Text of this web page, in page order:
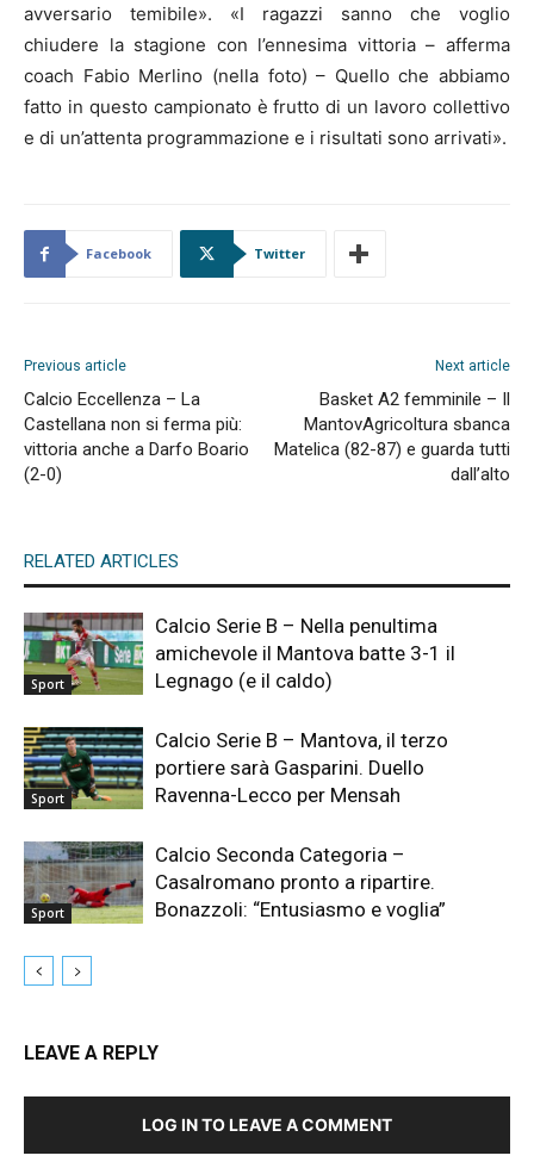
avversario temibile». «I ragazzi sanno che voglio
chiudere la stagione con l’ennesima vittoria – afferma
coach Fabio Merlino (nella foto) – Quello che abbiamo
fatto in questo campionato è frutto di un lavoro collettivo
e di un’attenta programmazione e i risultati sono arrivati».
Facebook Twitter
Previous article
Calcio Eccellenza – La
Castellana non si ferma più:
vittoria anche a Darfo Boario
(2-0)
Next article
Basket A2 femminile – Il
MantovAgricoltura sbanca
Matelica (82-87) e guarda tutti
dall’alto
RELATED ARTICLES
Sport
Calcio Serie B – Nella penultima
amichevole il Mantova batte 3-1 il
Legnago (e il caldo)
Sport
Calcio Serie B – Mantova, il terzo
portiere sarà Gasparini. Duello
Ravenna-Lecco per Mensah
Sport
Calcio Seconda Categoria –
Casalromano pronto a ripartire.
Bonazzoli: “Entusiasmo e voglia”
LEAVE A REPLY
LOG IN TO LEAVE A COMMENT